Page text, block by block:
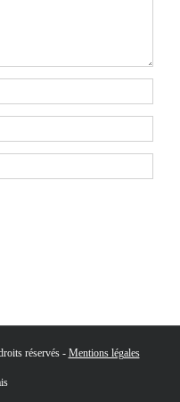
réservés - Mentions légales